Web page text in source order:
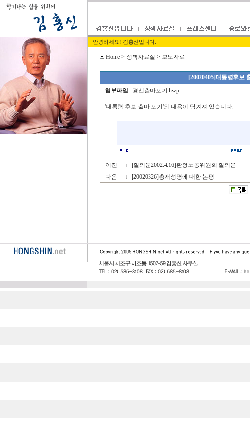
안녕하세요! 김홍신입니다.
Home> 정책자료실 > 보도자료
[20020405]대통령후보
첨부파일 : 경선출마포기.hwp
'대통령 후보 출마 포기'의 내용이 담겨져 있습니다.
이전 ↑
[질의문2002.4.16]환경노동위원회 질의문
다음
↓ [20020326]총재성명에 대한 논평